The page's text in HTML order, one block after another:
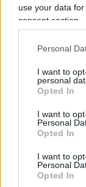
use your data
consent section.
Personal
I want to
personal
Opted In
I want to
Personal
Opted In
I want to
Personal
Opted In
alla
avvenuto
impotenze,
(Ucraina e
americana
sfide più
E questo è
quelli